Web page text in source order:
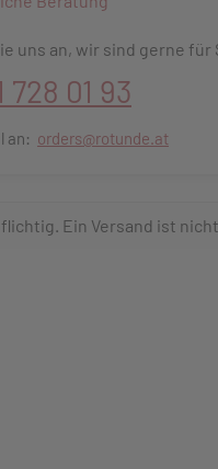
uns an, wir sind gerne für
728 01 93
an: orders@rotunde.at
Ein Versand ist